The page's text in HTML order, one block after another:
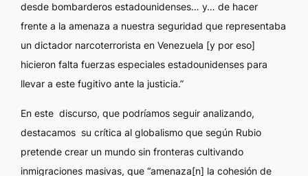
desde bombarderos estadounidenses… y… de hacer
frente a la amenaza a nuestra seguridad que representaba
un dictador narcoterrorista en Venezuela [y por eso]
hicieron falta fuerzas especiales estadounidenses para
llevar a este fugitivo ante la justicia.”
En este discurso, que podríamos seguir analizando,
destacamos su crítica al globalismo que según Rubio
pretende crear un mundo sin fronteras cultivando
inmigraciones masivas, que “amenaza[n] la cohesión de